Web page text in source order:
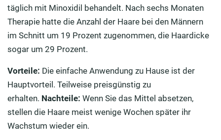
täglich mit Minoxidil behandelt. Nach sechs Monaten
Therapie hatte die Anzahl der Haare bei den Männern
im Schnitt um 19 Prozent zugenommen, die Haardicke
sogar um 29 Prozent.
Vorteile: Die einfache Anwendung zu Hause ist der
Hauptvorteil. Teilweise preisgünstig zu
erhalten. Nachteile: Wenn Sie das Mittel absetzen,
stellen die Haare meist wenige Wochen später ihr
Wachstum wieder ein.